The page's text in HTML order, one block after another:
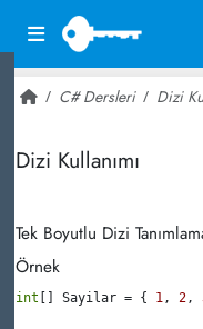
C# Dersleri Dizi
Dizi Kullanımı
Tek Boyutlu Dizi
Örnek
int [] Sayilar = { 1, 2,